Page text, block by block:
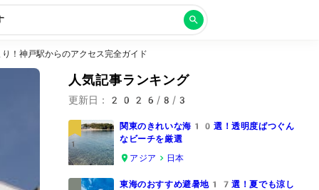
！神戸駅からのアクセス完全ガイド
人気記事ランキング
更新日： 2026/8/3
1
関東のきれいな海10選！透明度ばつぐん
なビーチを厳選
アジア
日本
東海のおすすめ避暑地17選！夏でも涼し